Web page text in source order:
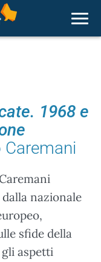
1968 e
Caremani
nazionale
sfide della
aspetti